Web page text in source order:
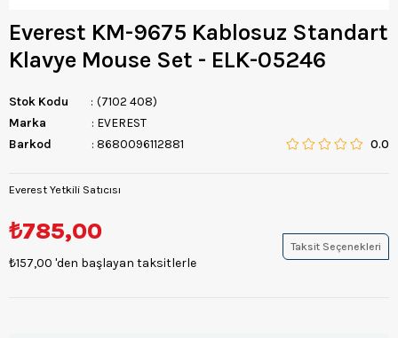
Everest KM-9675 Kablosuz Standart
Klavye Mouse Set - ELK-05246
Stok Kodu
(7102 408)
Marka
: EVEREST
Barkod
: 8680096112881 0.0
Everest Yetkili Satıcısı
₺785,00
₺157,00 'den başlayan taksitlerle
Taksit Seçenekleri